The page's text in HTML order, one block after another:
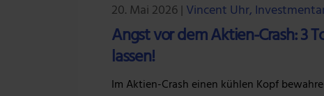
20. Mai 2026 | Vincent Uhr,
Angst vor dem Aktien-Crash: 3
lassen!
Im Aktien-Crash einen kühlen Kopf